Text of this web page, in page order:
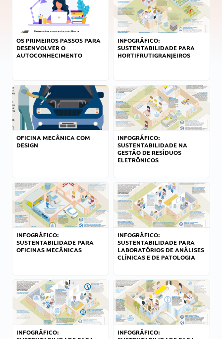
OS PRIMEIROS PASSOS PARA
DESENVOLVER O
AUTOCONHECIMENTO
INFOGRÁFICO:
SUSTENTABILIDADE PARA
HORTIFRUTIGRANJEIROS
OFICINA MECÂNICA COM
DESIGN
INFOGRÁFICO:
SUSTENTABILIDADE NA
GESTÃO DE RESÍDUOS
ELETRÔNICOS
INFOGRÁFICO:
SUSTENTABILIDADE PARA
OFICINAS MECÂNICAS
INFOGRÁFICO:
SUSTENTABILIDADE PARA
LABORATÓRIOS DE ANÁLISES
CLÍNICAS E DE PATOLOGIA
INFOGRÁFICO:
INFOGRÁFICO: